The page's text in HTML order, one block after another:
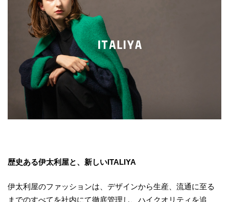
歴史ある伊太利屋と、新しいITALIYA
伊太利屋のファッションは、デザインから生産、流通に至る
までのすべてを社内にて徹底管理し、ハイクオリティを追